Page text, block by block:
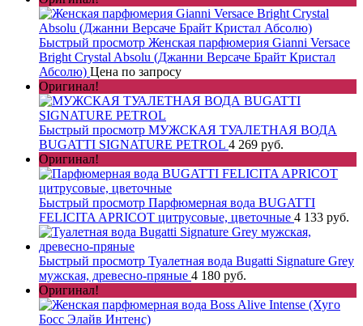
Быстрый просмотр Женская парфюмерия Gianni Versace
Bright Crystal Absolu (Джанни Версаче Брайт Кристал
Абсолю) Цена по запросу
Оригинал!
Быстрый просмотр МУЖСКАЯ ТУАЛЕТНАЯ ВОДА
BUGATTI SIGNATURE PETROL 4 269 руб.
Оригинал!
Быстрый просмотр Парфюмерная вода BUGATTI
FELICITA APRICOT цитрусовые, цветочные 4 133 руб.
Быстрый просмотр Туалетная вода Bugatti Signature Grey
мужская, древесно-пряные 4 180 руб.
Оригинал!